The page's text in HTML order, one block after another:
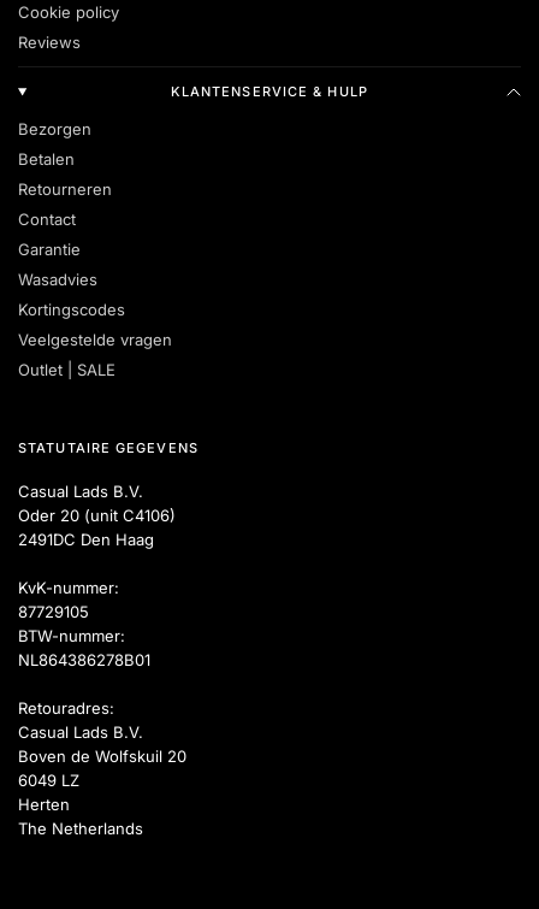
Cookie policy
Reviews
KLANTENSERVICE & HULP
Bezorgen
Betalen
Retourneren
Contact
Garantie
Wasadvies
Kortingscodes
Veelgestelde vragen
Outlet | SALE
STATUTAIRE GEGEVENS
Casual Lads B.V.
Oder 20 (unit C4106)
2491DC Den Haag
KvK-nummer:
87729105
BTW-nummer:
NL864386278B01
Retouradres:
Casual Lads B.V.
Boven de Wolfskuil 20
6049 LZ
Herten
The Netherlands